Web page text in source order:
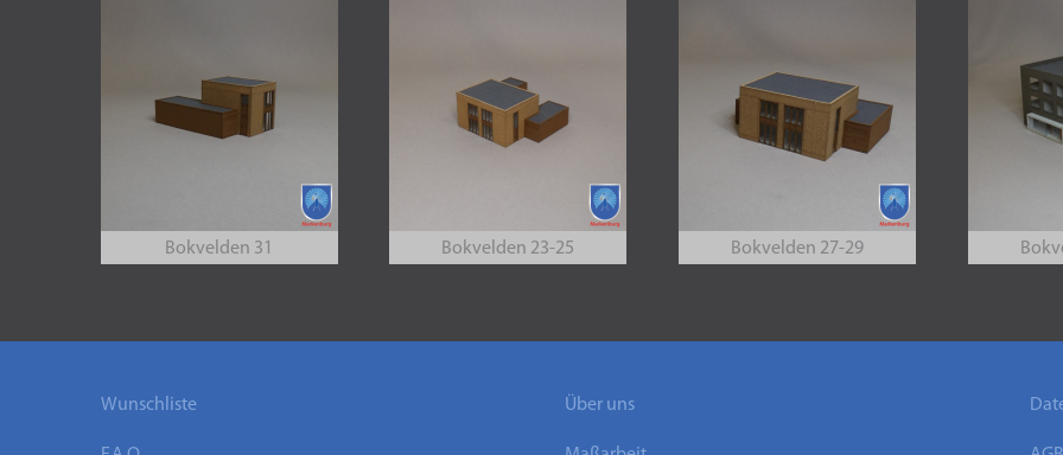
Bokvelden 31 Bokvelden 23-25 Bokvelden 27-29
Wunschliste Über uns